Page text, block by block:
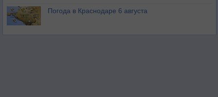
Погода в Краснодаре 6 августа